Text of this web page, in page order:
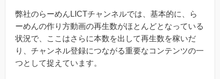
弊社のらーめんLICTチャンネルでは、基本的に、ら
ーめんの作り方動画の再生数がほとんどとなっている
状況で、ここはさらに本数を出して再生数を稼いだ
り、チャンネル登録につながる重要なコンテンツの一
つとして捉えています。